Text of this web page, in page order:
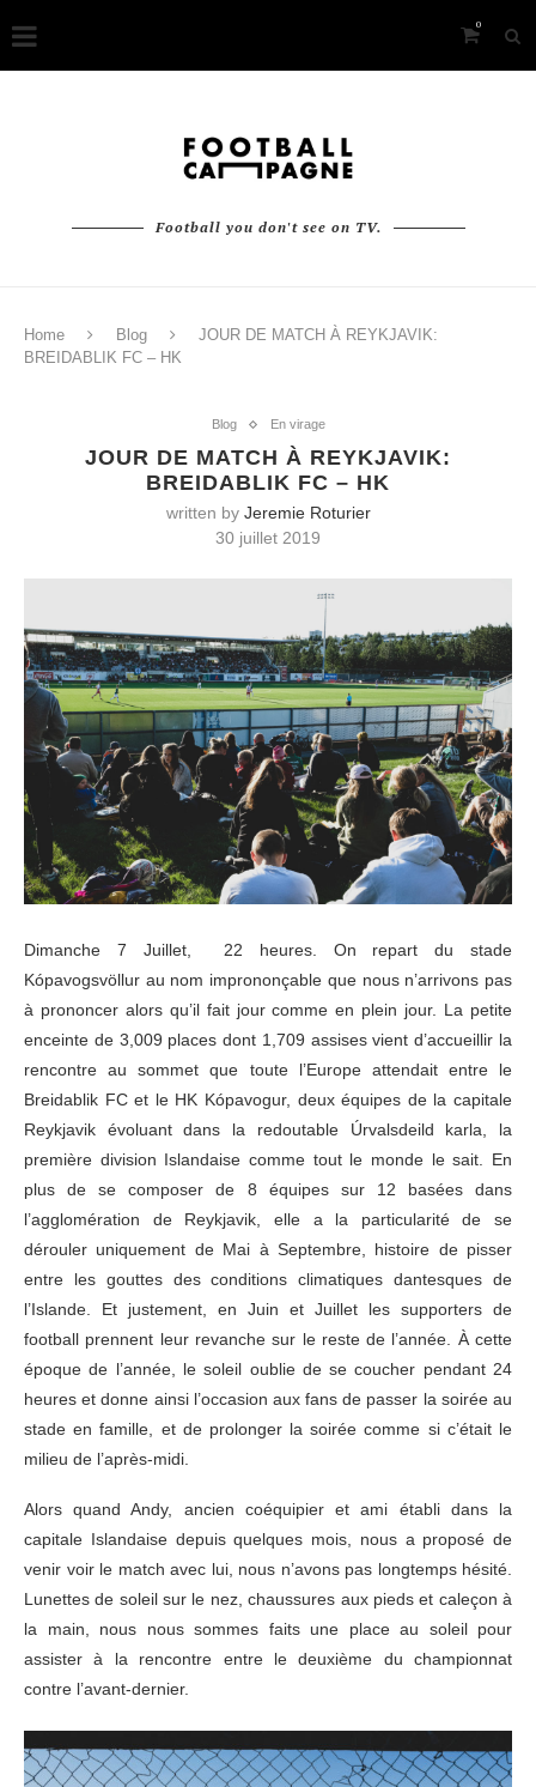
0
Football you don't see on TV.
Home Blog
JOUR DE MATCH À REYKJAVIK:
BREIDABLIK FC – HK
Blog En virage
JOUR DE MATCH À REYKJAVIK:
BREIDABLIK FC – HK
written by Jeremie Roturier
30 juillet 2019
Dimanche 7 Juillet, 22 heures. On repart du stade
Kópavogsvöllur au nom imprononçable que nous n’arrivons pas
à prononcer alors qu’il fait jour comme en plein jour. La petite
enceinte de 3,009 places dont 1,709 assises vient d’accueillir la
rencontre au sommet que toute l’Europe attendait entre le
Breidablik FC et le HK Kópavogur, deux équipes de la capitale
Reykjavik évoluant dans la redoutable Úrvalsdeild karla, la
première division Islandaise comme tout le monde le sait. En
plus de se composer de 8 équipes sur 12 basées dans
l’agglomération de Reykjavik, elle a la particularité de se
dérouler uniquement de Mai à Septembre, histoire de pisser
entre les gouttes des conditions climatiques dantesques de
l’Islande. Et justement, en Juin et Juillet les supporters de
football prennent leur revanche sur le reste de l’année. À cette
époque de l’année, le soleil oublie de se coucher pendant 24
heures et donne ainsi l’occasion aux fans de passer la soirée au
stade en famille, et de prolonger la soirée comme si c’était le
milieu de l’après-midi.
Alors quand Andy, ancien coéquipier et ami établi dans la
capitale Islandaise depuis quelques mois, nous a proposé de
venir voir le match avec lui, nous n’avons pas longtemps hésité.
Lunettes de soleil sur le nez, chaussures aux pieds et caleçon à
la main, nous nous sommes faits une place au soleil pour
assister à la rencontre entre le deuxième du championnat
contre l’avant-dernier.